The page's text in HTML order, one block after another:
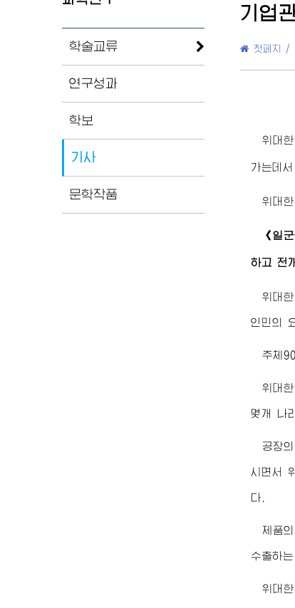
학술교류
연구성과
학보
기사
문학작품
기업
첫페지 /
위대한
가는데
위대한
《일
하고 전
위대한
인민의
주체
위대한
몇개 나
공장
시면서
다.
제품
수출하
위대한